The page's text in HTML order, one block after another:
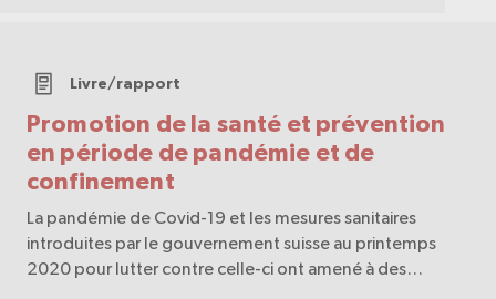
Promotion de la santé et prévention
en période de pandémie et de
confinement
Livre/rapport
La pandémie de Covid-19 et les mesures sanitaires
introduites par le gouvernement suisse au printemps
2020 pour lutter contre celle-ci ont amené à des